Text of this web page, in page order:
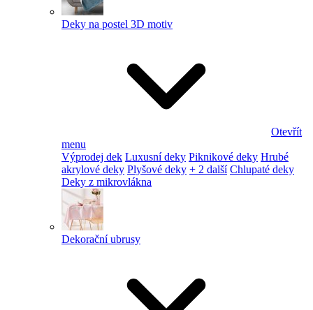
Deky na postel 3D motiv
Otevřít
menu
Výprodej dek Luxusní deky Piknikové deky Hrubé
akrylové deky Plyšové deky + 2 další Chlupaté deky
Deky z mikrovlákna
Dekorační ubrusy